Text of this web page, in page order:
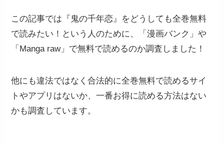
この記事では『鬼の千年恋』をどうしても全巻無料
で読みたい！という人のために、「漫画バンク」や
「Manga raw」で無料で読めるのか調査しました！
他にも違法ではなく合法的に全巻無料で読めるサイ
トやアプリはないか、一番お得に読める方法はない
かも調査しています。